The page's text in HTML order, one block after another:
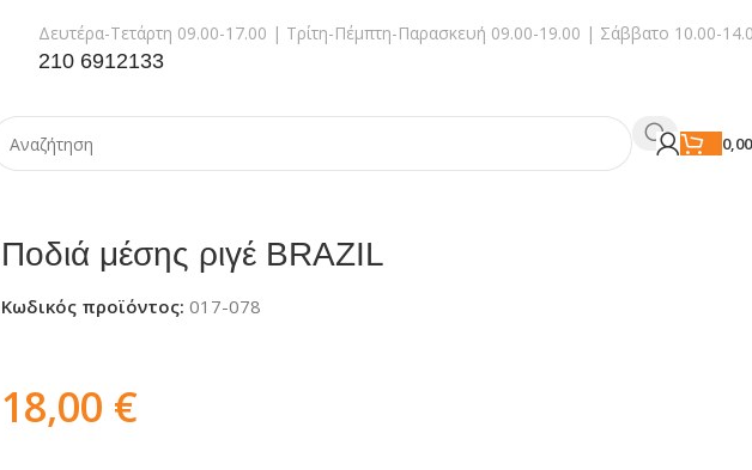
Δευτέρα-Τετάρτη 09.00-17.00 | Τρίτη-Πέμπτη-Παρασκευή 09.00-19.00 | Σάββατο 10.00-
210 6912133
Ποδιά μέσης ριγέ BRAZIL
Κωδικός προϊόντος: 017-078
18,00 €